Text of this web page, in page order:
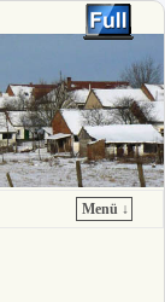
Menü ↓